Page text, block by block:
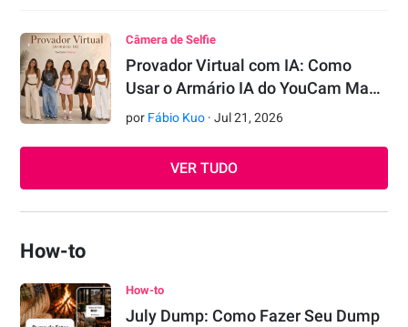
Câmera de Selfie
Provador Virtual com IA: Como
Usar o Armário IA do YouCam Ma…
por Fábio Kuo ·Jul 21,2026
VER TUDO
How-to
How-to
July Dump: Como Fazer Seu Dump